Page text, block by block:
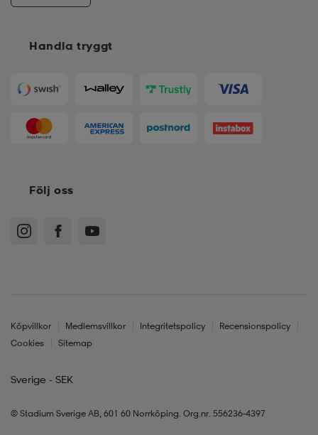
Handla tryggt
Följ oss
Köpvillkor Medlemsvillkor Integritetspolicy
Recensionspolicy
Cookies
Sitemap
Sverige - SEK
© Stadium Sverige AB, 601 60 Norrköping. Org.nr. 556236-4397